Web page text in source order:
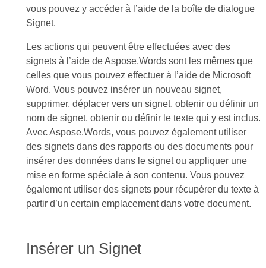
vous pouvez y accéder à l’aide de la boîte de dialogue
Signet.
Les actions qui peuvent être effectuées avec des
signets à l’aide de Aspose.Words sont les mêmes que
celles que vous pouvez effectuer à l’aide de Microsoft
Word. Vous pouvez insérer un nouveau signet,
supprimer, déplacer vers un signet, obtenir ou définir un
nom de signet, obtenir ou définir le texte qui y est inclus.
Avec Aspose.Words, vous pouvez également utiliser
des signets dans des rapports ou des documents pour
insérer des données dans le signet ou appliquer une
mise en forme spéciale à son contenu. Vous pouvez
également utiliser des signets pour récupérer du texte à
partir d’un certain emplacement dans votre document.
Insérer un Signet